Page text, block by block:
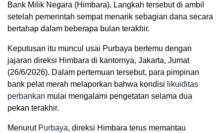
Bank Milik Negara (Himbara). Langkah tersebut di ambil
setelah pemerintah sempat menarik sebagian dana secara
bertahap dalam beberapa bulan terakhir.
Keputusan itu muncul usai Purbaya bertemu dengan
jajaran direksi Himbara di kantornya, Jakarta, Jumat
(26/6/2026). Dalam pertemuan tersebut, para pimpinan
bank pelat merah melaporkan bahwa kondisi likuiditas
perbankan mulai mengalami pengetatan selama dua
pekan terakhir.
Menurut Purbaya, direksi Himbara terus memantau